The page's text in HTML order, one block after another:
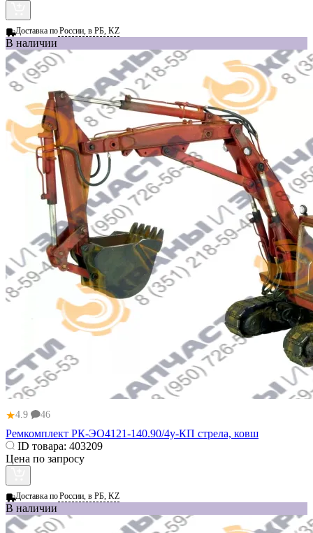
Доставка поРоссии, в РБ, KZ
В наличии
★4.9 46
Ремкомплект РК-ЭО4121-140.90/4у-КП стрела, ковш
ID товара: 403209
Цена по запросу
Доставка поРоссии, в РБ, KZ
В наличии